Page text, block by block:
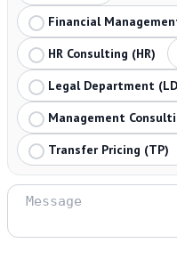
Financial
HR Consulting (HR)
Legal Department
Management
Transfer Pricing (TP)